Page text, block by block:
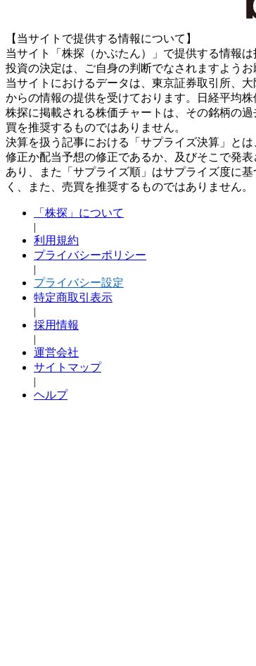
【当サイトで提供する情報について】
当サイト「株探（かぶたん）」で提供する情報
投資の決定は、ご自身の判断でなされますようお
当サイトにおけるデータは、東京証券取引所、大
からの情報の提供を受けております。日経平均
株探に掲載される株価チャートは、その銘柄の
買を推奨するものではありません。
決算を扱う記事における「サプライズ決算」と
修正か配当予想の修正であるか、及びそこで発
あり、また「サプライズ順」はサプライズ度に
く、また、売買を推奨するものではありません。
「株探」について
|
利用規約
プライバシーポリシー
|
プライバシー設定
特定商取引表示
|
採用情報
|
運営会社
サイトマップ
|
ヘルプ